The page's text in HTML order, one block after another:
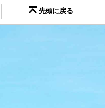
先頭に戻る